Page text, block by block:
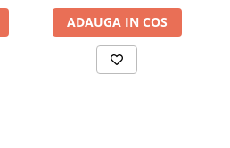
ADAUGA IN COS